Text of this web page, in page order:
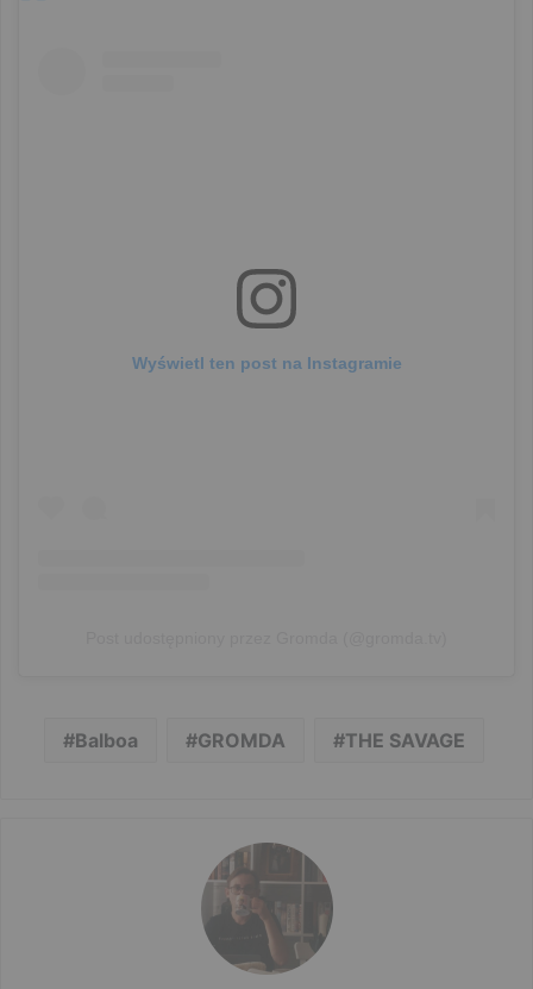
Wyświetl ten post na Instagramie
Balboa GROMDA THE SAVAGE